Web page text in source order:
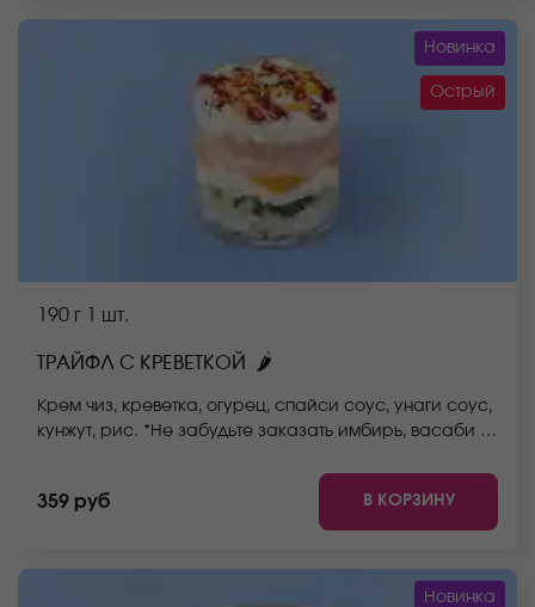
Новинка
Острый
190 г 1 шт.
ТРАЙФЛ С КРЕВЕТКОЙ 🌶
Крем чиз, креветка, огурец, спайси соус, унаги соус,
кунжут, рис. *Не забудьте заказать имбирь, васаби и
*Внешний вид блюда может отличаться от фото на
сайте.
359 руб В КОРЗИНУ
Новинка